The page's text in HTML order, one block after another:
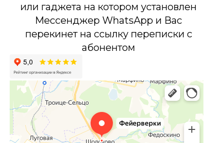
или гаджета на котором установлен
Мессенджер WhatsApp и Вас
перекинет на ссылку переписки с
абонентом